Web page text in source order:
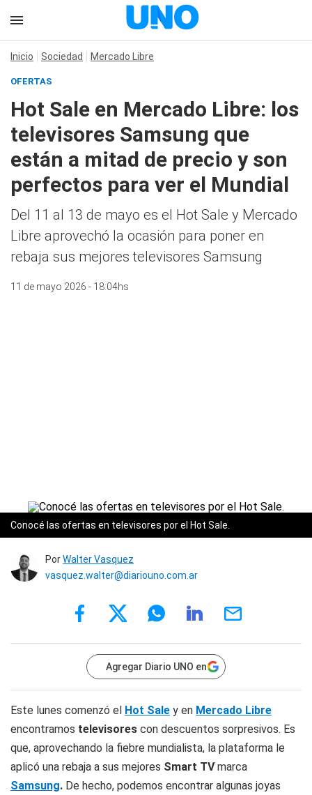
Inicio Sociedad Mercado Libre
OFERTAS
Hot Sale en Mercado Libre: los
televisores Samsung que
están a mitad de precio y son
perfectos para ver el Mundial
Del 11 al 13 de mayo es el Hot Sale y Mercado
Libre aprovechó la ocasión para poner en
rebaja sus mejores televisores Samsung
11 de mayo 2026 - 18:04hs
Conocé las ofertas en televisores por el Hot Sale.
PorWalter Vasquez
vasquez.walter@diariouno.com.ar
Agregar Diario UNO en
Este lunes comenzó el Hot Sale y en Mercado Libre
encontramos televisores con descuentos sorpresivos. Es
que, aprovechando la fiebre mundialista, la plataforma le
aplicó una rebaja a sus mejores Smart TVmarca
Samsung. De hecho, podemos encontrar algunas joyas